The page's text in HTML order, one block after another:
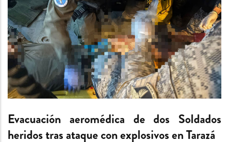
Evacuación aeromédica de dos Soldados
heridos tras ataque con explosivos en Tarazá